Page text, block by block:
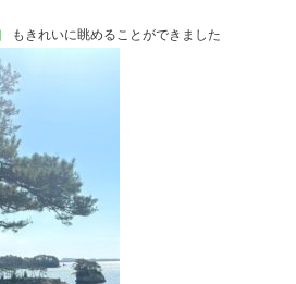
もきれいに眺めることができました